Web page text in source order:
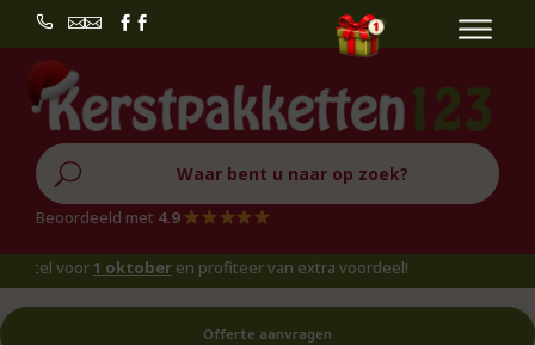
 
U
Beoordeeld met 4.9
1 oktoberen profiteer van extra voordeel!
Offerte aanvragen